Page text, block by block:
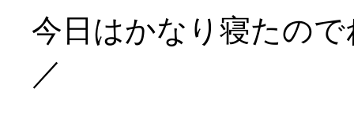
今日はかなり寝たの
／